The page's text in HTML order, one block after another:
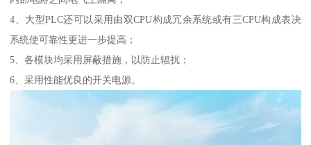
4、大型PLC还可以采用由双CPU构成冗余系统或有三CPU构成表决
系统使可靠性更进一步提高；
5、各模块均采用屏蔽措施，以防止辐扰；
6、采用性能优良的开关电源。